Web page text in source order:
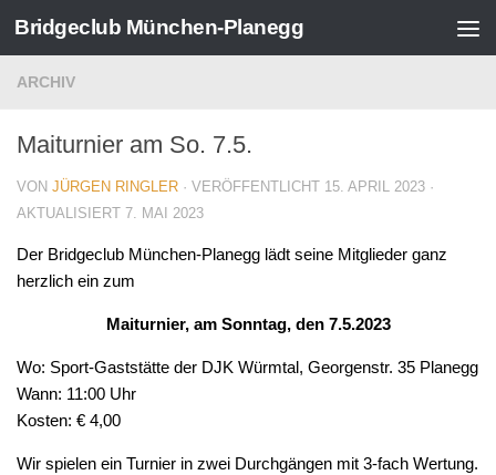
Zum Inhalt springen
Bridgeclub München-Planegg
ARCHIV
Maiturnier am So. 7.5.
VON JÜRGEN RINGLER · VERÖFFENTLICHT 15. APRIL 2023 ·
AKTUALISIERT 7. MAI 2023
Der Bridgeclub München-Planegg lädt seine Mitglieder ganz
herzlich ein zum
Maiturnier, am Sonntag, den 7.5.2023
Wo: Sport-Gaststätte der DJK Würmtal, Georgenstr. 35 Planegg
Wann: 11:00 Uhr
Kosten: € 4,00
Wir spielen ein Turnier in zwei Durchgängen mit 3-fach Wertung.